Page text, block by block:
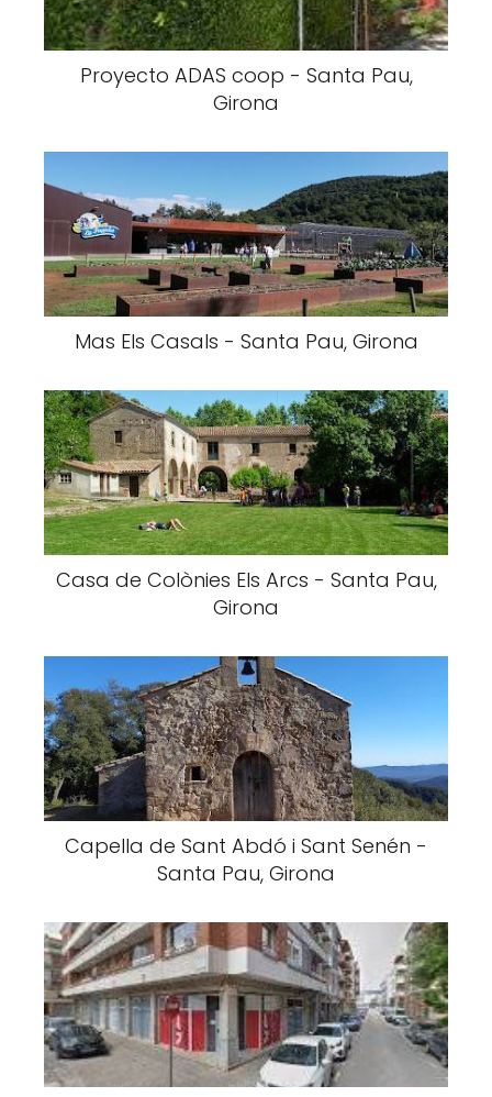
Proyecto ADAS coop - Santa Pau,
Girona
Mas Els Casals - Santa Pau, Girona
Casa de Colònies Els Arcs - Santa Pau,
Girona
Capella de Sant Abdó i Sant Senén -
Santa Pau, Girona